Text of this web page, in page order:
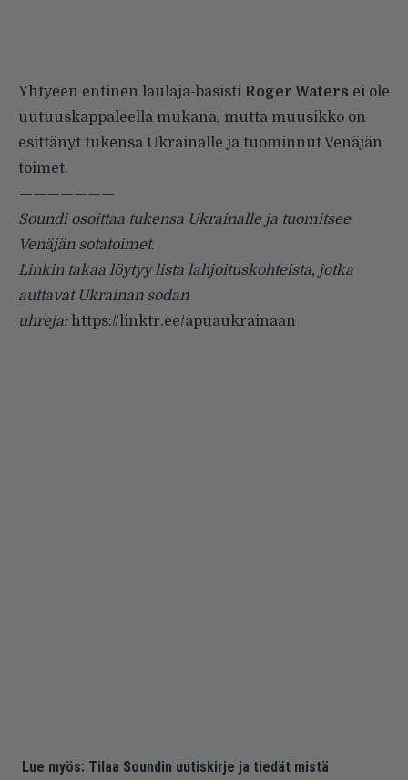
Yhtyeen entinen laulaja-basisti Roger Waters ei ole
uutuuskappaleella mukana, mutta muusikko on
esittänyt tukensa Ukrainalle ja tuominnut Venäjän
toimet.
———————
Soundi osoittaa tukensa Ukrainalle ja tuomitsee
Venäjän sotatoimet.
Linkin takaa löytyy lista lahjoituskohteista, jotka
auttavat Ukrainan sodan
uhreja: https://linktr.ee/apuaukrainaan
Lue myös: Tilaa Soundin uutiskirje ja tiedät mistä